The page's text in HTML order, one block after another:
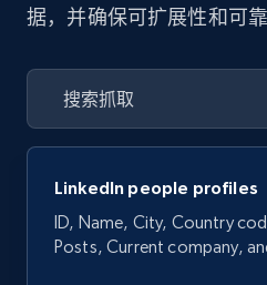
据，并确保可扩展性和可靠
LinkedIn people profiles
ID, Name, City, Country
Posts, Current company,